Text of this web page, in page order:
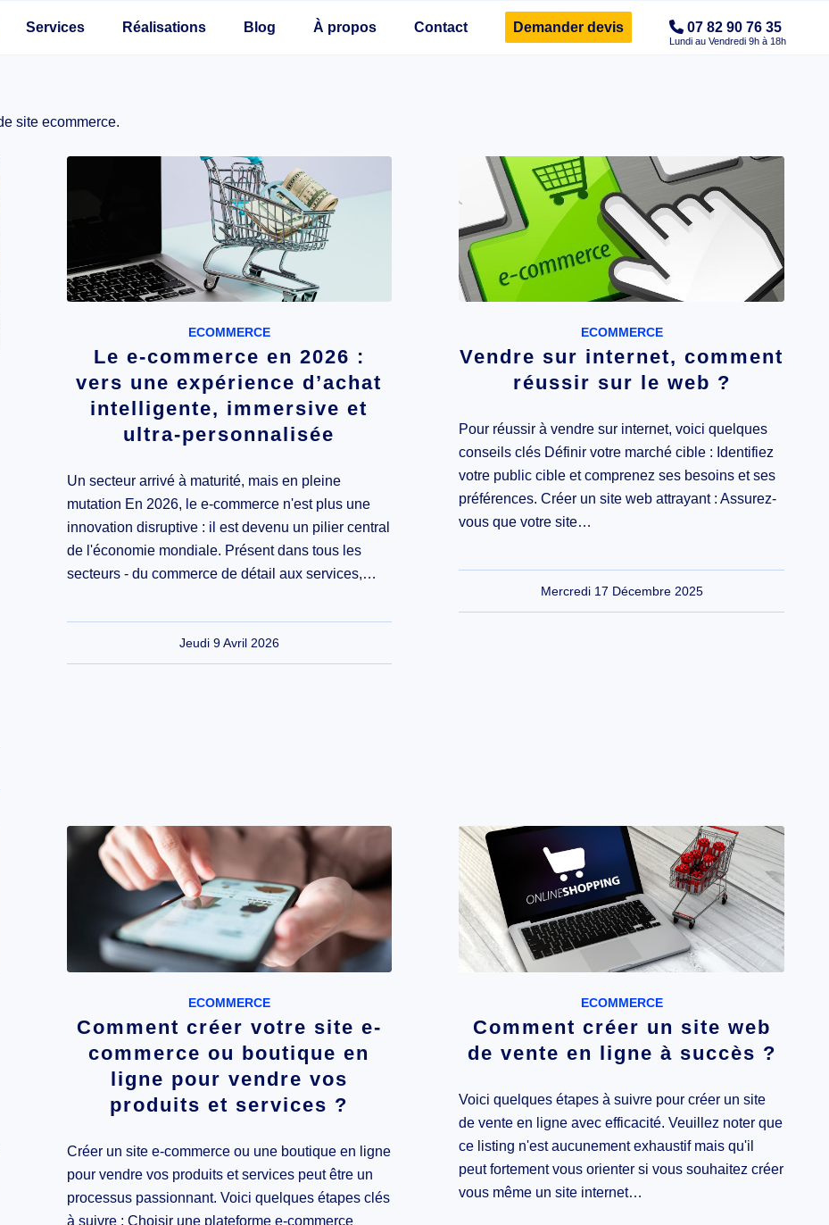
Services Réalisations Blog À propos Contact Demander devis 07 82 90 76 35
site ecommerce.
ECOMMERCE
Le e-commerce en 2026 :
vers une expérience d’achat
intelligente, immersive et
ultra-personnalisée
Un secteur arrivé à maturité, mais en pleine
mutation En 2026, le e-commerce n'est plus une
innovation disruptive : il est devenu un pilier central
de l'économie mondiale. Présent dans tous les
secteurs - du commerce de détail aux services,…
Jeudi 9 Avril 2026
ECOMMERCE
Vendre sur internet, comment
réussir sur le web ?
Pour réussir à vendre sur internet, voici quelques
conseils clés Définir votre marché cible : Identifiez
votre public cible et comprenez ses besoins et ses
préférences. Créer un site web attrayant : Assurez-
vous que votre site…
Mercredi 17 Décembre 2025
ECOMMERCE
Comment créer votre site e-
commerce ou boutique en
ligne pour vendre vos
produits et services ?
Créer un site e-commerce ou une boutique en ligne
pour vendre vos produits et services peut être un
processus passionnant. Voici quelques étapes clés
à suivre : Choisir une plateforme e-commerce
ECOMMERCE
Comment créer un site web
de vente en ligne à succès ?
Voici quelques étapes à suivre pour créer un site
de vente en ligne avec efficacité. Veuillez noter que
ce listing n'est aucunement exhaustif mais qu'il
peut fortement vous orienter si vous souhaitez créer
vous même un site internet…